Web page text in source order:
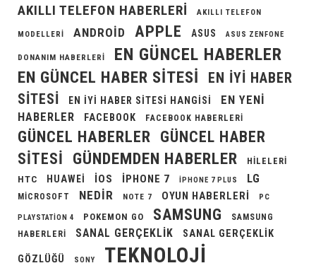
AKILLI TELEFON HABERLERI AKILLI TELEFON
MODELLERI ANDROID APPLE ASUS ASUS ZENFONE
DONANIM HABERLERI EN GÜNCEL HABERLER
EN GÜNCEL HABER SITESI
EN IYI HABER
SITESI
EN IYI HABER SITESI HANGISI
EN YENI
HABERLER
FACEBOOK FACEBOOK HABERLERI
GÜNCEL HABERLER
GÜNCEL HABER
SITESI
GÜNDEMDEN HABERLER
HILELERI
HTC
HUAWEI IOS IPHONE 7 IPHONE 7 PLUS LG
MICROSOFT NEDIR NOTE 7 OYUN HABERLERI PC
PLAYSTATION 4 POKEMON GO SAMSUNG
SAMSUNG
HABERLERI
SANAL GERÇEKLIK SANAL GERÇEKLIK
GÖZLÜĞÜ SONY
TEKNOLOJI